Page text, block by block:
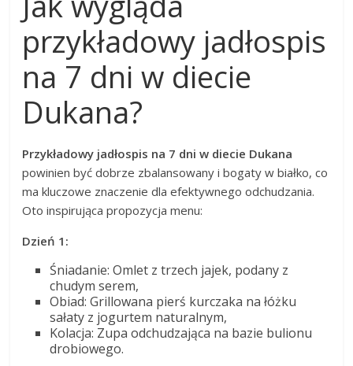
przykładowy jadłospis
na 7 dni w diecie
Dukana?
Przykładowy jadłospis na 7 dni w diecie Dukana
powinien być dobrze zbalansowany i bogaty w białko, co
ma kluczowe znaczenie dla efektywnego odchudzania.
Oto inspirująca propozycja menu:
Dzień 1:
Śniadanie: Omlet z trzech jajek, podany z
chudym serem,
Obiad: Grillowana pierś kurczaka na łóżku
sałaty z jogurtem naturalnym,
Kolacja: Zupa odchudzająca na bazie bulionu
drobiowego.